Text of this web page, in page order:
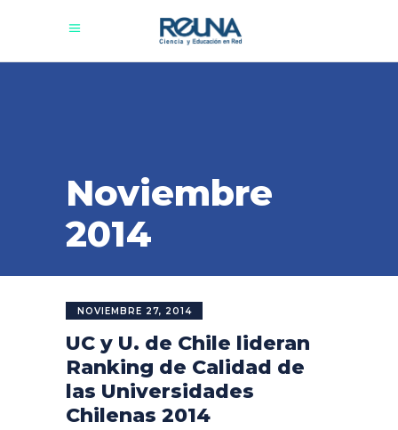
Noviembre
2014
NOVIEMBRE 27, 2014
UC y U. de Chile lideran
Ranking de Calidad de
las Universidades
Chilenas 2014